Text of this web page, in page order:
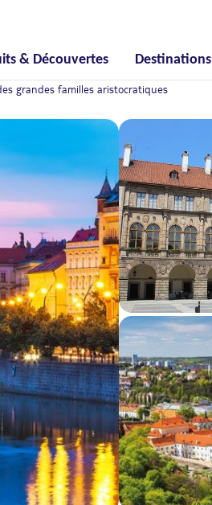
& Découvertes Destinations
grandes familles aristocratiques